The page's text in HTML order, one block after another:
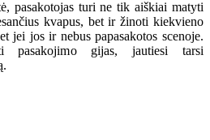
pasakotojas turi ne tik aiškiai matyti
kvapus, bet ir žinoti kiekvieno
jei jos ir nebus papasakotos scenoje.
pasakojimo gijas, jautiesi tarsi